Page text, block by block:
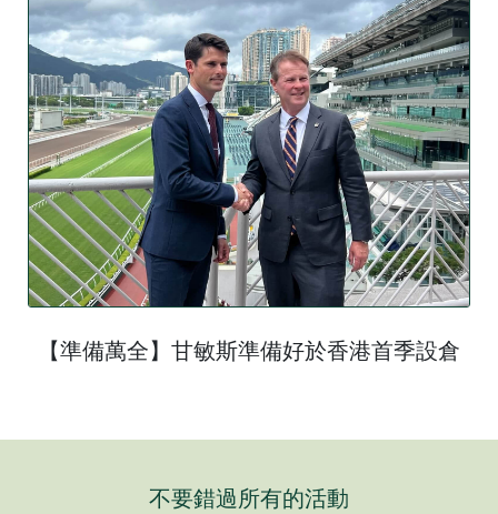
【準備萬全】甘敏斯準備好於香港首季設倉
不要錯過所有的活動